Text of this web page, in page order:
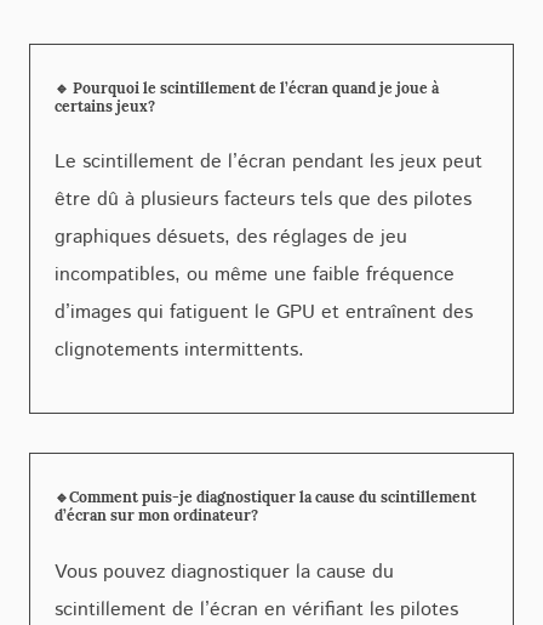
🔹 Pourquoi le scintillement de l’écran quand je joue à
certains jeux?
Le scintillement de l’écran pendant les jeux peut
être dû à plusieurs facteurs tels que des pilotes
graphiques désuets, des réglages de jeu
incompatibles, ou même une faible fréquence
d’images qui fatiguent le GPU et entraînent des
clignotements intermittents.
🔹Comment puis-je diagnostiquer la cause du scintillement
d’écran sur mon ordinateur?
Vous pouvez diagnostiquer la cause du
scintillement de l’écran en vérifiant les pilotes